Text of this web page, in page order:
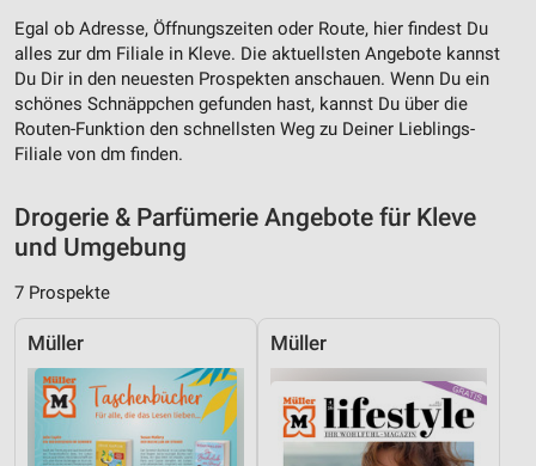
Egal ob Adresse, Öffnungszeiten oder Route, hier findest Du
alles zur dm Filiale in Kleve. Die aktuellsten Angebote kannst
Du Dir in den neuesten Prospekten anschauen. Wenn Du ein
schönes Schnäppchen gefunden hast, kannst Du über die
Routen-Funktion den schnellsten Weg zu Deiner Lieblings-
Filiale von dm finden.
Drogerie & Parfümerie Angebote für Kleve
und Umgebung
7 Prospekte
Müller Müller
IAB-Verarbeitungszwecke:
Speichern von oder Zugriff auf Informationen
auf einem Endgerät
Verwendung reduzierter Daten zur Auswahl von
Werbeanzeigen
Erstellung von Profilen für personalisierte
Werbung
personalisierter Werbung
Erstellung von Profilen zur Personalisierung
von Inhalten
Verwendung von Profilen zur Auswahl
personalisierter Inhalte